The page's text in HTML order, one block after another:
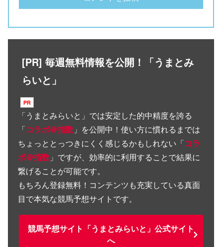
[PR] 毎週無料情報を公開！「うまとみ
らいと」
「うまとみらいと 」では安定した的中精度を誇る
「コラボ＠指数 」を公開中！使い方に慣れるまでは
ちょっととっつきにくく感じるかもしれない「コラ
ボ＠指数 」ですが、効率的に利用することで結果に
繋げることが可能です。
もちろん登録無料！コンテンツも充実している真面
目で本気な競馬予想サイトです。
競馬予想サイト「うまとみらいと」公式サイト
へ